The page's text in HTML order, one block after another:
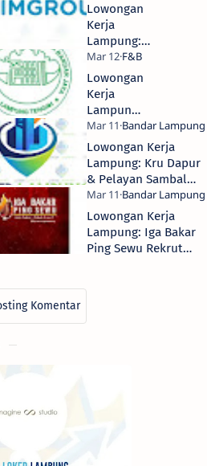
Lowongan
Kerja
Lampung:
SIMGROUP
Rekrut
Verifikator
Lapangan
SMA/SMK
Lowongan
Kerja
Lampung
Tengah:
Juru
Masak RSI
Asy-Syifaa
2026
Lowongan Kerja
Lampung: Kru Dapur
& Pelayan Sambal
Seruit Buk Isah
Lowongan Kerja
Lampung: Iga Bakar
Ping Sewu Rekrut